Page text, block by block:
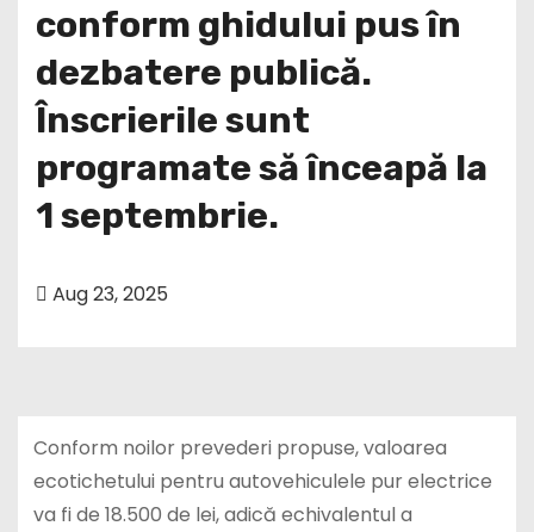
conform ghidului pus în
dezbatere publică.
Înscrierile sunt
programate să înceapă la
1 septembrie.
Aug 23, 2025
Conform noilor prevederi propuse, valoarea
ecotichetului pentru autovehiculele pur electrice
va fi de 18.500 de lei, adică echivalentul a